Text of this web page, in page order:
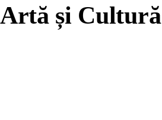
Artă și Cultură